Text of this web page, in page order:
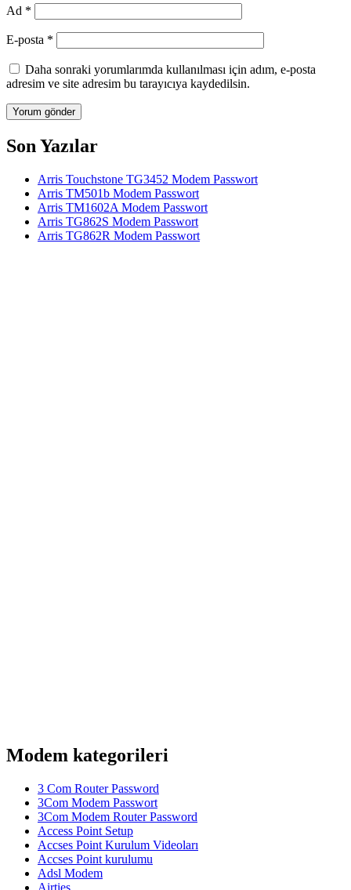
Ad *
E-posta *
Daha sonraki yorumlarımda kullanılması için adım, e-posta
adresim ve site adresim bu tarayıcıya kaydedilsin.
Son Yazılar
Arris Touchstone TG3452 Modem Passwort
Arris TM501b Modem Passwort
Arris TM1602A Modem Passwort
Arris TG862S Modem Passwort
Arris TG862R Modem Passwort
Modem kategorileri
3 Com Router Password
3Com Modem Passwort
3Com Modem Router Password
Access Point Setup
Accses Point Kurulum Videoları
Accses Point kurulumu
Adsl Modem
Airties